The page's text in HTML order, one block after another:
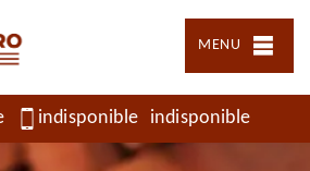
MENU
indisponible indisponible